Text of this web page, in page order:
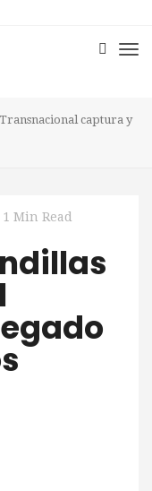
captura y
1 Min Read